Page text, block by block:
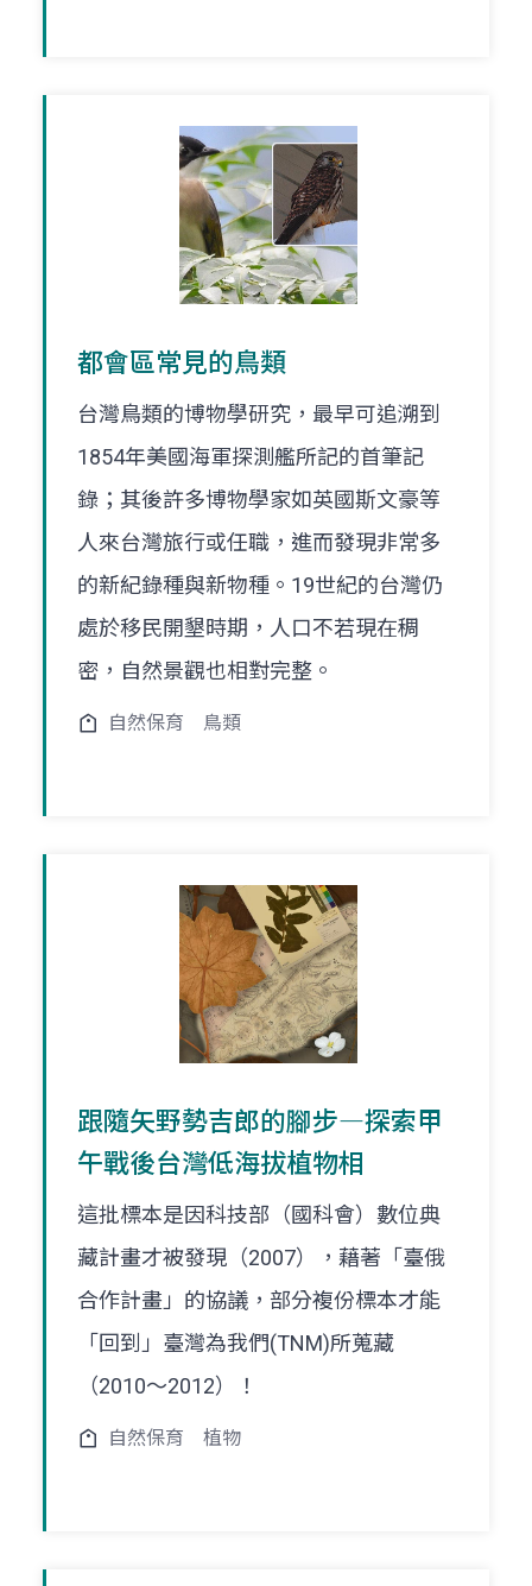
都會區常見的鳥類
台灣鳥類的博物學研究，最早可追溯到
1854年美國海軍探測艦所記的首筆記
錄；其後許多博物學家如英國斯文豪等
人來台灣旅行或任職，進而發現非常多
的新紀錄種與新物種。19世紀的台灣仍
處於移民開墾時期，人口不若現在稠
密，自然景觀也相對完整。
自然保育 鳥類
跟隨矢野勢吉郎的腳步―探索甲
午戰後台灣低海拔植物相
這批標本是因科技部（國科會）數位典
藏計畫才被發現（2007），藉著「臺俄
合作計畫」的協議，部分複份標本才能
「回到」臺灣為我們(TNM)所蒐藏
（2010～2012）！
自然保育 植物